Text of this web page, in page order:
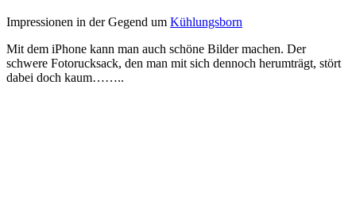
Impressionen in der Gegend um Kühlungsborn
Mit dem iPhone kann man auch schöne Bilder machen. Der
schwere Fotorucksack, den man mit sich dennoch herumträgt, stört
dabei doch kaum……..